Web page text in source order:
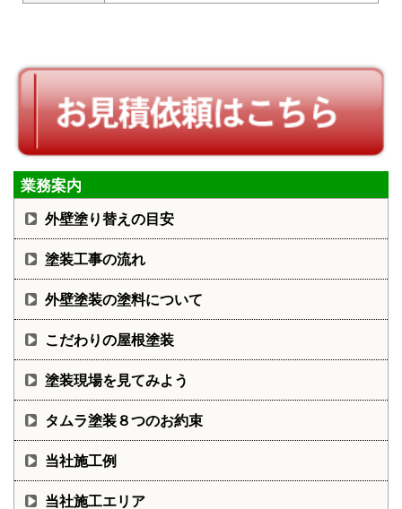
業務案内
外壁塗り替えの目安
塗装工事の流れ
外壁塗装の塗料について
こだわりの屋根塗装
塗装現場を見てみよう
タムラ塗装８つのお約束
当社施工例
当社施工エリア